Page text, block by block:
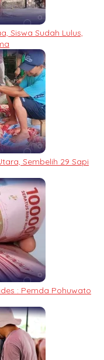
Siswa Sudah Lulus,
Sembelih 29 Sapi
: Pemda Pohuwato